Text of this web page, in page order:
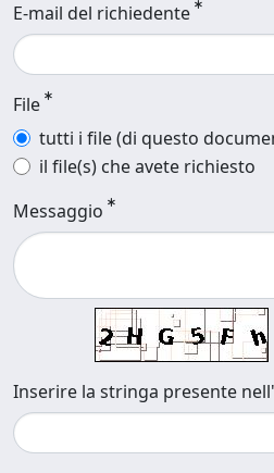
E-mail del richiedente
File
tutti i file (di questo
il file(s) che avete richiesto
Messaggio
Inserire la stringa presente